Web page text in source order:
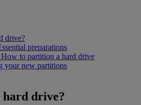
drive?
preparations
to partition a hard drive
your new partitions
drive?